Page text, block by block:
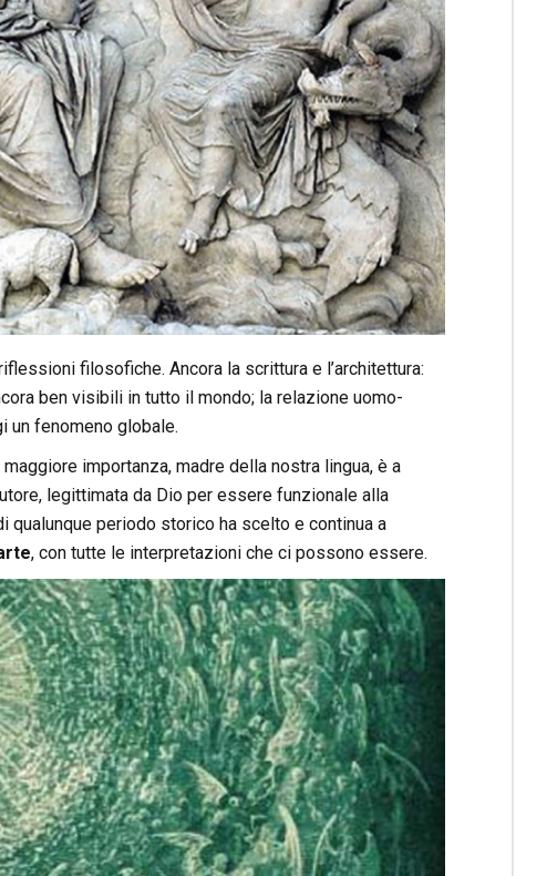
filosofiche. Ancora la scrittura e l’architettura:
ben visibili in tutto il mondo; la relazione uomo-
un fenomeno globale.
importanza, madre della nostra lingua, è a
legittimata da Dio per essere funzionale alla
qualunque periodo storico ha scelto e continua a
, con tutte le interpretazioni che ci possono essere.